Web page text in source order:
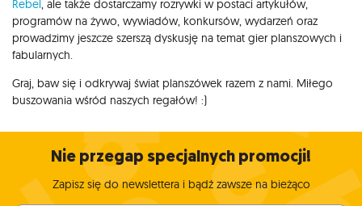
Rebel, ale także dostarczamy rozrywki w postaci artykułów,
programów na żywo, wywiadów, konkursów, wydarzeń oraz
prowadzimy jeszcze szerszą dyskusję na temat gier planszowych i
fabularnych.
Graj, baw się i odkrywaj świat planszówek razem z nami. Miłego
buszowania wśród naszych regałów! :)
Nie przegap specjalnych promocji!
Zapisz się do newslettera i bądź zawsze na bieżąco